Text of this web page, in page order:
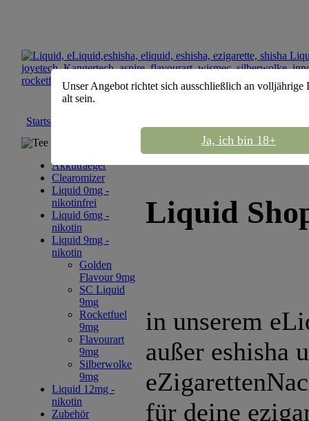
Startseite
Tee Sortiment
Akkutraeger
Clearomizer
Liquid 0mg -
nikotinfrei
Liquid 6mg -
nikotin
Liquid 9mg -
nikotin
Golden
Flavour 9mg
SC Liquid
9mg
Rocketfuel
9mg
Flavourart
9mg
Silberwolke
9mg
Liquid 12mg -
nikotin
Zubehör
Liquid
in unserem
außer eshisha
für deine
Unser Angebot richtet sich ausschließlich an volljährige
alt sein.
Ja, ich bin 18+